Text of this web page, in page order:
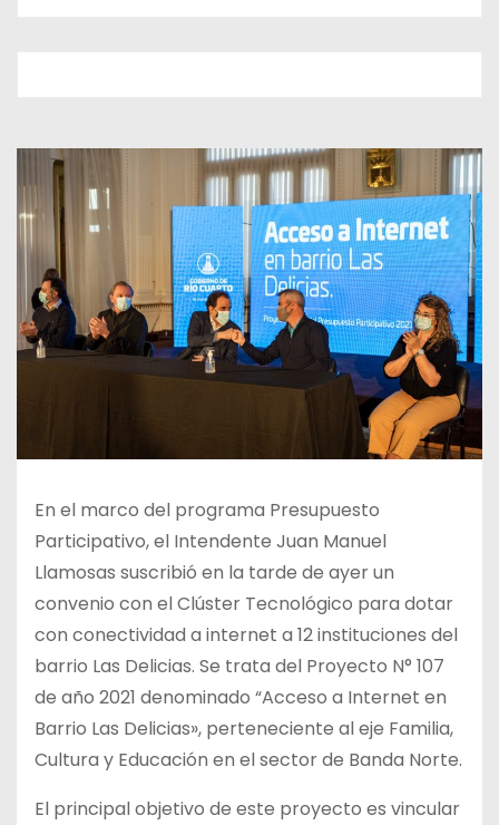
En el marco del programa Presupuesto
Participativo, el Intendente Juan Manuel
Llamosas suscribió en la tarde de ayer un
convenio con el Clúster Tecnológico para dotar
con conectividad a internet a 12 instituciones del
barrio Las Delicias. Se trata del Proyecto N° 107
de año 2021 denominado “Acceso a Internet en
Barrio Las Delicias», perteneciente al eje Familia,
Cultura y Educación en el sector de Banda Norte.
El principal objetivo de este proyecto es vincular